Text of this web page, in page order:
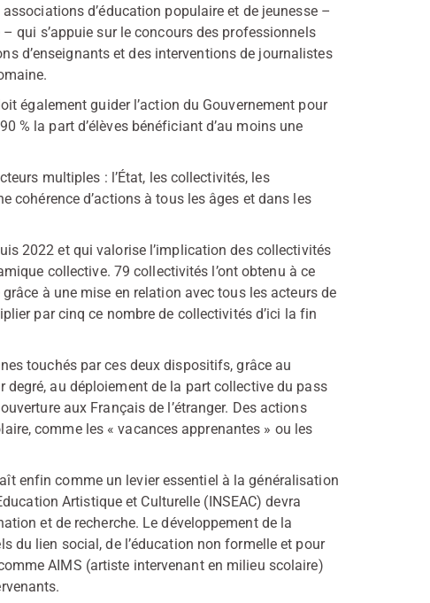
d’éducation populaire et de jeunesse –
qui s’appuie sur le concours des professionnels
d’enseignants et des interventions de journalistes
également guider l’action du Gouvernement pour
% la part d’élèves bénéficiant d’au moins une
multiples : l’État, les collectivités, les
cohérence d’actions à tous les âges et dans les
2022 et qui valorise l’implication des collectivités
collective. 79 collectivités l’ont obtenu à ce
à une mise en relation avec tous les acteurs de
par cinq ce nombre de collectivités d’ici la fin
touchés par ces deux dispositifs, grâce au
degré, au déploiement de la part collective du pass
aux Français de l’étranger. Des actions
comme les « vacances apprenantes » ou les
enfin comme un levier essentiel à la généralisation
Artistique et Culturelle (INSEAC) devra
et de recherche. Le développement de la
du lien social, de l’éducation non formelle et pour
AIMS (artiste intervenant en milieu scolaire)